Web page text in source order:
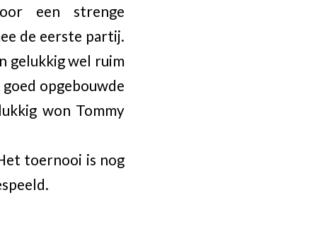
een strenge
de eerste partij.
gelukkig wel ruim
opgebouwde
won Tommy
toernooi is nog